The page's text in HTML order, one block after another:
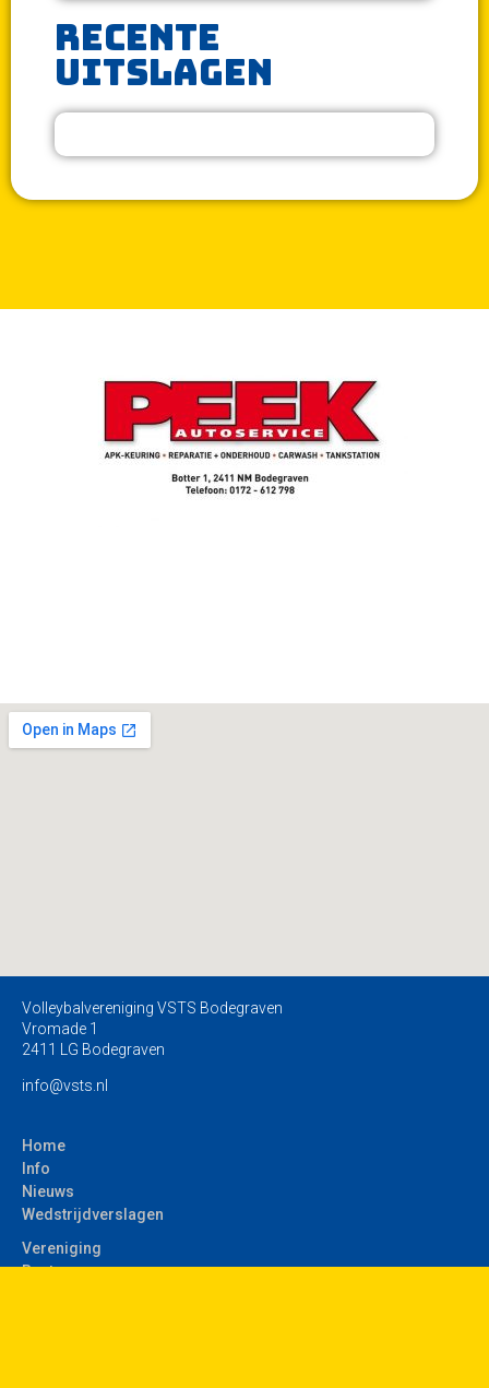
Recente
uitslagen
Volleybalvereniging VSTS Bodegraven
Vromade 1
2411 LG Bodegraven
info@vsts.nl
Home
Info
Nieuws
Wedstrijdverslagen
Vereniging
Bestuur